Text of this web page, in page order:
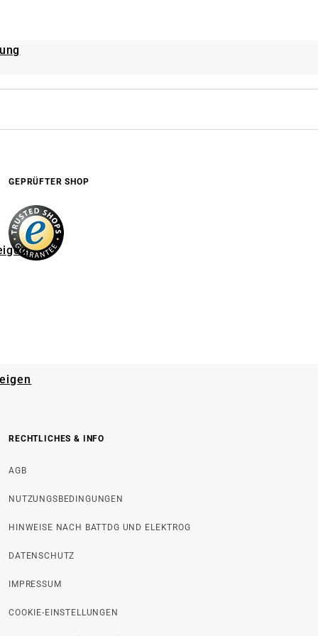
GEPRÜFTER SHOP
RECHTLICHES & INFO
AGB
NUTZUNGSBEDINGUNGEN
HINWEISE NACH BATTDG UND ELEKTROG
DATENSCHUTZ
IMPRESSUM
COOKIE-EINSTELLUNGEN